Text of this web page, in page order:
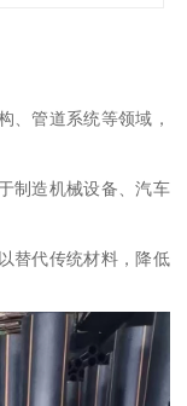
、管道系统等领域，
制造机械设备、汽车
替代传统材料，降低